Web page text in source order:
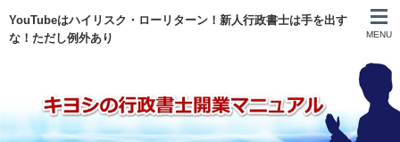
YouTubeはハイリスク・ローリターン！新人行政書士は手を出す
な！ただし例外あり
MENU
自己紹介